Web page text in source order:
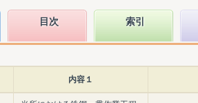
目次 索引
内容１